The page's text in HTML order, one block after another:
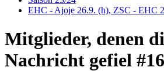
EHC - Ajoje 26.9. (h), ZSC - EHC
Mitglieder, denen
Nachricht gefiel